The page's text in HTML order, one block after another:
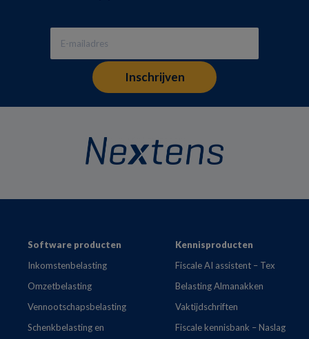
FooterSoftware producten
Inkomstenbelasting
Omzetbelasting
Vennootschapsbelasting
Schenkbelasting en
Kennisproducten
Fiscale AI assistent – Tex
Belasting Almanakken
Vaktijdschriften
Fiscale kennisbank – Naslag